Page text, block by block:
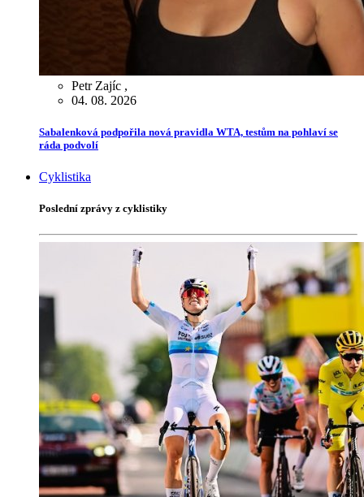
Petr Zajíc ,
04. 08. 2026
Sabalenková podpořila nová pravidla WTA, testům na pohlaví se
ráda podvolí
Cyklistika
Poslední zprávy z cyklistiky